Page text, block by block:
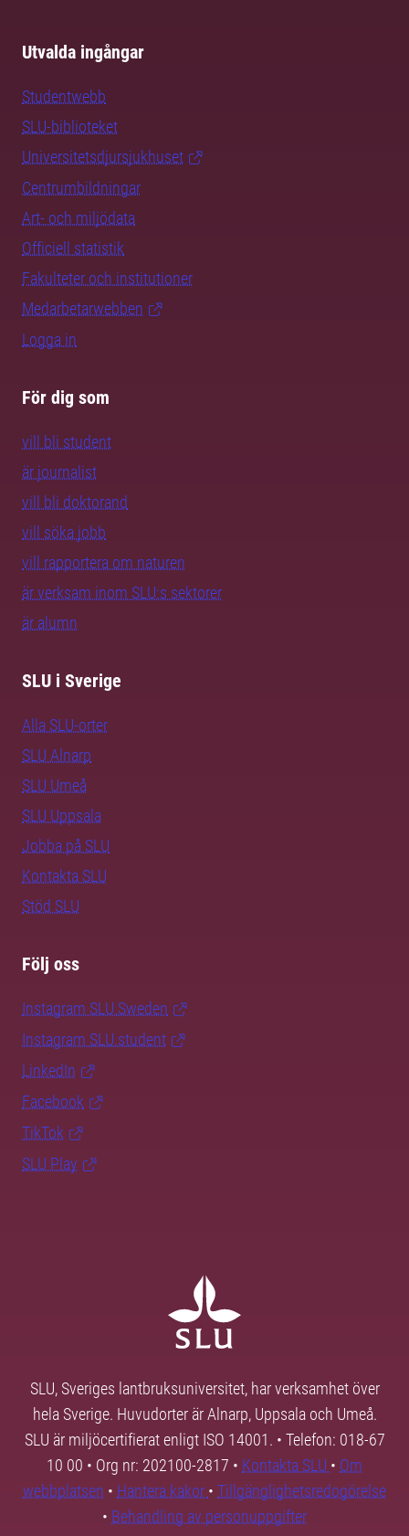
Utvalda ingångar
Studentwebb
SLU-biblioteket
Universitetsdjursjukhuset
Centrumbildningar
Art- och miljödata
Officiell statistik
Fakulteter och institutioner
Medarbetarwebben
Logga in
För dig som
vill bli student
är journalist
vill bli doktorand
vill söka jobb
vill rapportera om naturen
är verksam inom SLU:s sektorer
är alumn
SLU i Sverige
Alla SLU-orter
SLU Alnarp
SLU Umeå
SLU Uppsala
Jobba på SLU
Kontakta SLU
Stöd SLU
Följ oss
Instagram SLU.Sweden
Instagram SLU.student
LinkedIn
Facebook
TikTok
SLU Play
SLU, Sveriges lantbruksuniversitet, har verksamhet över
hela Sverige. Huvudorter är Alnarp, Uppsala och Umeå.
SLU är miljöcertifierat enligt ISO 14001. • Telefon: 018-67
10 00 • Org nr: 202100-2817 • Kontakta SLU • Om
webbplatsen • Hantera kakor • Tillgänglighetsredogörelse
• Behandling av personuppgifter